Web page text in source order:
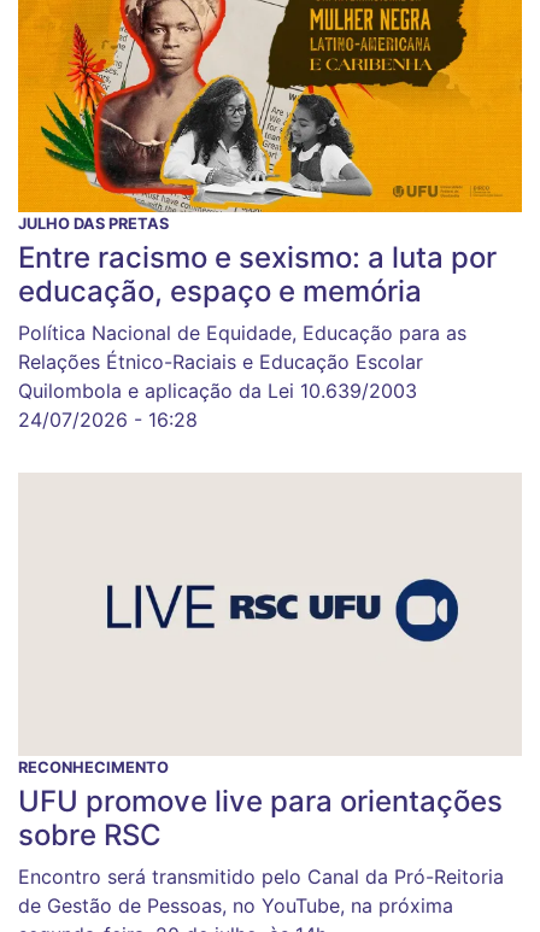
JULHO DAS PRETAS
Entre racismo e sexismo: a luta por
educação, espaço e memória
Política Nacional de Equidade, Educação para as
Relações Étnico-Raciais e Educação Escolar
Quilombola e aplicação da Lei 10.639/2003
24/07/2026 - 16:28
RECONHECIMENTO
UFU promove live para orientações
sobre RSC
Encontro será transmitido pelo Canal da Pró-Reitoria
de Gestão de Pessoas, no YouTube, na próxima